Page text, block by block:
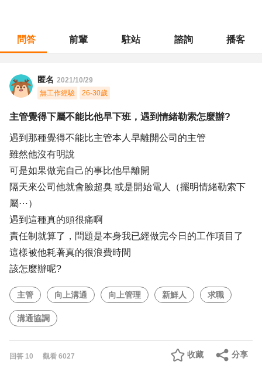
問答 前輩 駐站 諮詢 播客
匿名 2021/10/29
無工作經驗
26-30歲
主管覺得下屬不能比他早下班，遇到情緒勒索怎麼辦?
遇到那種覺得不能比主管本人早離開公司的主管
雖然他沒有明說
可是如果做完自己的事比他早離開
隔天來公司他就會臉超臭 或是開始電人（擺明情緒勒索下
屬⋯）
遇到這種真的頭很痛啊
責任制就算了，問題是本身我已經做完今日的工作項目了
這樣被他耗著真的很浪費時間
該怎麼辦呢?
主管 向上溝通 向上管理 新鮮人 求職
溝通協調
回答 10 觀看 6027 分享
收藏